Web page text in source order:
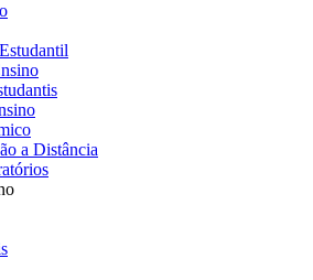
a Distância